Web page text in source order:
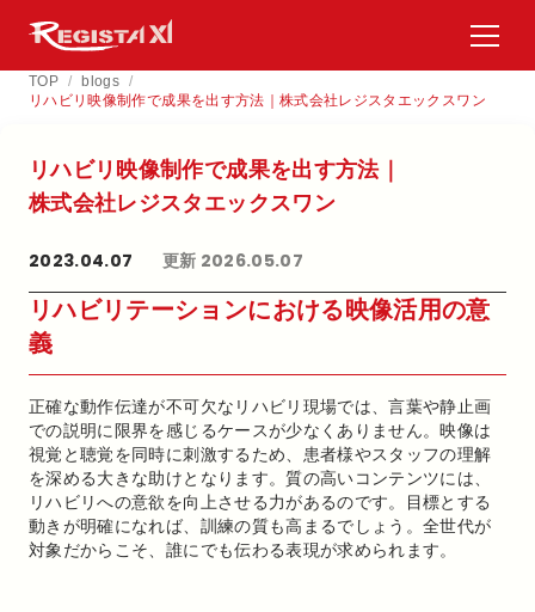
TOP / blogs /
リハビリ映像制作で成果を出す方法｜株式会社レジスタエックスワン
リハビリ映像制作で​成果を​出す方​法｜
株式会社レジスタエックスワン
2023.04.07 更新 2026.05.07
リハビリテーションにおける映像活用の意
義
正確な動作伝達が不可欠なリハビリ現場では、言葉や静止画
での説明に限界を感じるケースが少なくありません。映像は
視覚と聴覚を同時に刺激するため、患者様やスタッフの理解
を深める大きな助けとなります。質の高いコンテンツには、
リハビリへの意欲を向上させる力があるのです。目標とする
動きが明確になれば、訓練の質も高まるでしょう。全世代が
対象だからこそ、誰にでも伝わる表現が求められます。